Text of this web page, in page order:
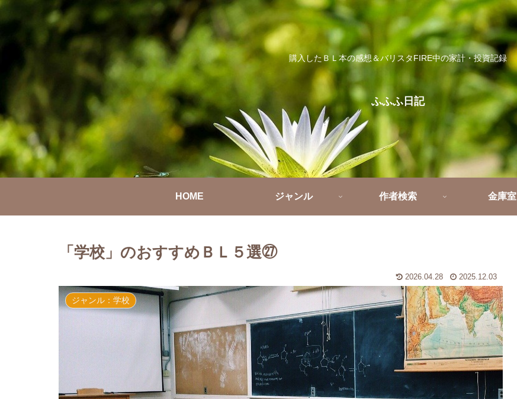
購入したＢＬ本の感想＆バリスタFIRE中の家計・投資記録
ふふふ日記
HOME ジャンル 作者検索 金庫室
「学校」のおすすめＢＬ５選㉗
2026.04.28 2025.12.03
ジャンル：学校